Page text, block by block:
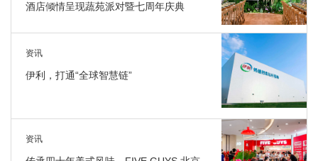
酒店倾情呈现蔬苑派对暨七周年庆典
资讯
伊利，打通“全球智慧链”
资讯